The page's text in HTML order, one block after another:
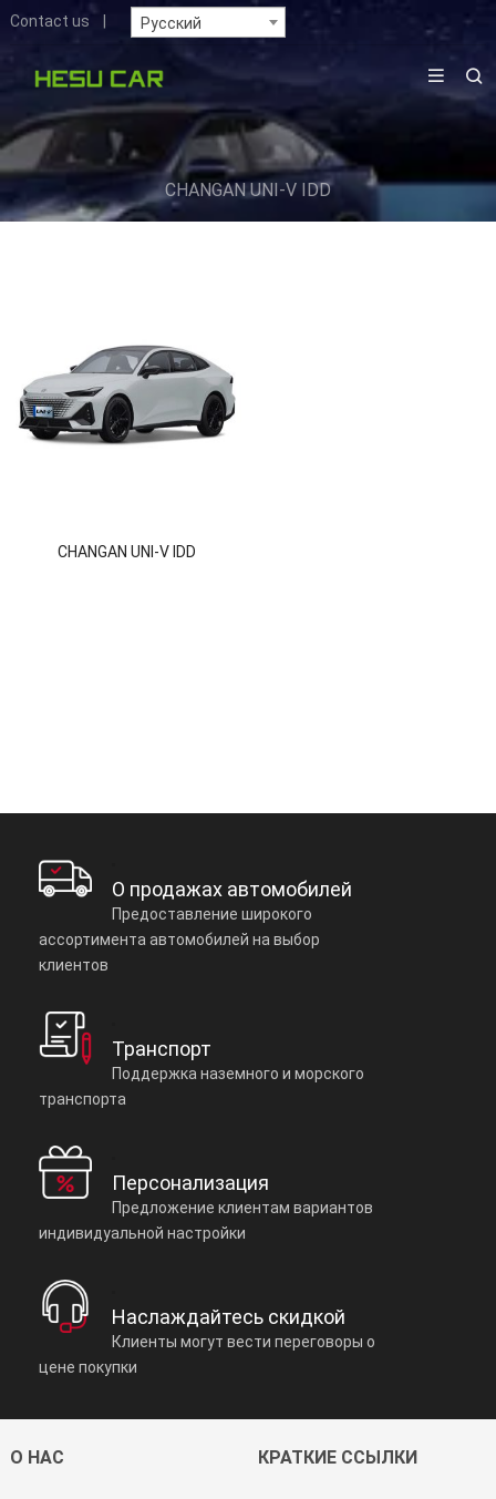
Contact us Русский
CHANGAN UNI-V IDD
CHANGAN UNI-V IDD
О продажах автомобилей
Предоставление широкого
ассортимента автомобилей на выбор
клиентов
Транспорт
Поддержка наземного и морского
транспорта
Персонализация
Предложение клиентам вариантов
индивидуальной настройки
Наслаждайтесь скидкой
Клиенты могут вести переговоры о
цене покупки
О НАС КРАТКИЕ ССЫЛКИ